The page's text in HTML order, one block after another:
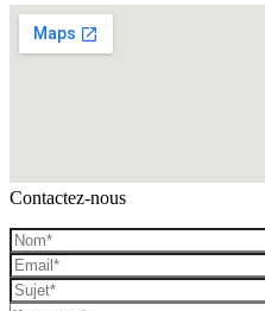
Contactez-nous